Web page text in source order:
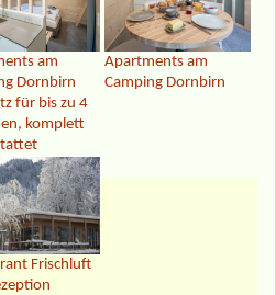
am
Dornbirn
für bis zu 4
komplett
Apartments am
Camping Dornbirn
Frischluft